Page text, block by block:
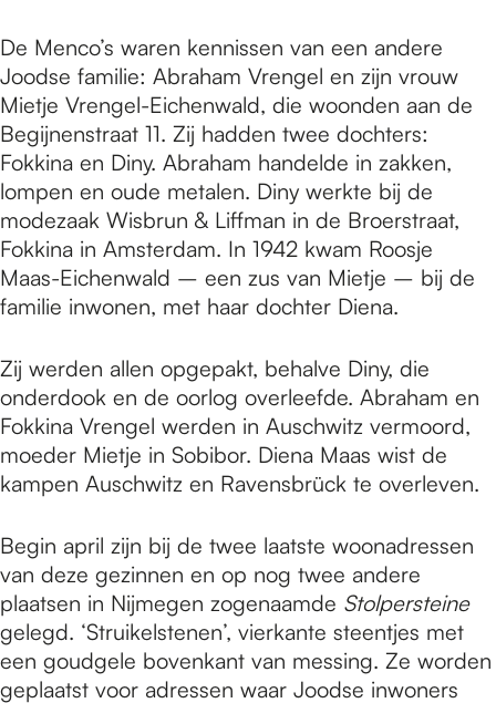
De Menco’s waren kennissen van een andere
Joodse familie: Abraham Vrengel en zijn vrouw
Mietje Vrengel-Eichenwald, die woonden aan de
Begijnenstraat 11. Zij hadden twee dochters:
Fokkina en Diny. Abraham handelde in zakken,
lompen en oude metalen. Diny werkte bij de
modezaak Wisbrun & Liffman in de Broerstraat,
Fokkina in Amsterdam. In 1942 kwam Roosje
Maas-Eichenwald – een zus van Mietje – bij de
familie inwonen, met haar dochter Diena.
Zij werden allen opgepakt, behalve Diny, die
onderdook en de oorlog overleefde. Abraham en
Fokkina Vrengel werden in Auschwitz vermoord,
moeder Mietje in Sobibor. Diena Maas wist de
kampen Auschwitz en Ravensbrück te overleven.
Begin april zijn bij de twee laatste woonadressen
van deze gezinnen en op nog twee andere
plaatsen in Nijmegen zogenaamde Stolpersteine
gelegd. ‘Struikelstenen’, vierkante steentjes met
een goudgele bovenkant van messing. Ze worden
geplaatst voor adressen waar Joodse inwoners